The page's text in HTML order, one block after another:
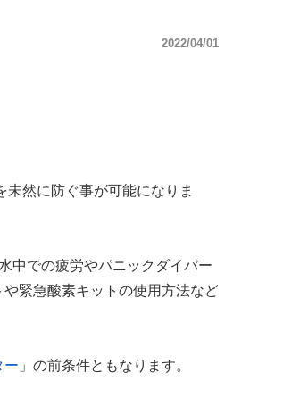
2022/04/01
然に防ぐ事が可能になりま
中での疲労やパニックダイバー
緊急酸素キットの使用方法など
ー 」の前条件ともなります。